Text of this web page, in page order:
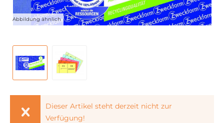
Abbildung ähnlich
Dieser Artikel steht derzeit nicht zur
Verfügung!